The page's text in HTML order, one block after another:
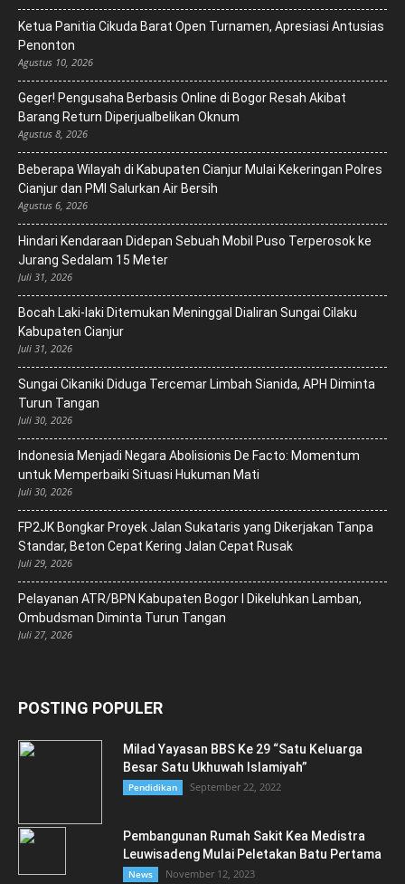
Ketua Panitia Cikuda Barat Open Turnamen, Apresiasi Antusias
Penonton
Agustus 10, 2026
Geger! Pengusaha Berbasis Online di Bogor Resah Akibat
Barang Return Diperjualbelikan Oknum
Agustus 8, 2026
Beberapa Wilayah di Kabupaten Cianjur Mulai Kekeringan Polres
Cianjur dan PMI Salurkan Air Bersih
Agustus 6, 2026
Hindari Kendaraan Didepan Sebuah Mobil Puso Terperosok ke
Jurang Sedalam 15 Meter
Juli 31, 2026
Bocah Laki-laki Ditemukan Meninggal Dialiran Sungai Cilaku
Kabupaten Cianjur
Juli 31, 2026
Sungai Cikaniki Diduga Tercemar Limbah Sianida, APH Diminta
Turun Tangan
Juli 30, 2026
‎Indonesia Menjadi Negara Abolisionis De Facto: Momentum
untuk Memperbaiki Situasi Hukuman Mati
Juli 30, 2026
FP2JK Bongkar Proyek Jalan Sukataris yang Dikerjakan Tanpa
Standar, Beton Cepat Kering Jalan Cepat Rusak
Juli 29, 2026
Pelayanan ATR/BPN Kabupaten Bogor I Dikeluhkan Lamban,
Ombudsman Diminta Turun Tangan
Juli 27, 2026
POSTING POPULER
Milad Yayasan BBS Ke 29 “Satu Keluarga
Besar Satu Ukhuwah Islamiyah”
Pendidikan September 22, 2022
Pembangunan Rumah Sakit Kea Medistra
Leuwisadeng Mulai Peletakan Batu Pertama
News November 12, 2023